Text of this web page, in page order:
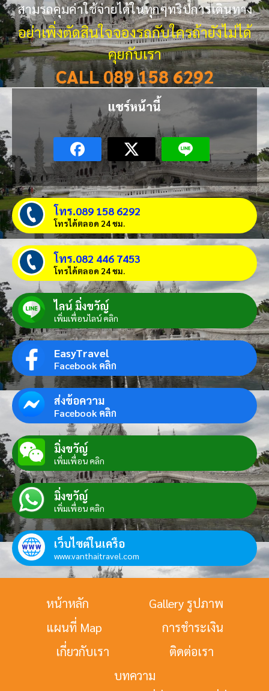
สามรถคุมค่าใช้จ่ายได้ในทุกๆทริปการเดินทาง
อย่าเพิ่งตัดสินใจจองรถกับใครถ้ายังไม่ได้
คุยกับเรา
CALL 089 158 6292
แชร์หน้านี้
โทร.089 158 6292
โทรได้ตลอด 24 ชม.
โทร.082 446 7453
โทรได้ตลอด 24 ชม.
ไลน์ มิ่งขวัญ์
เพิ่มเพื่อนไลน์ คลิก
EasyTravel
Facebook คลิก
ส่งข้อความ
Facebook คลิก
มิ่งขวัญ์
เพิ่มเพื่อน คลิก
มิ่งขวัญ์
เพิ่มเพื่อน คลิก
เว็บไซต์ในเครือ
www.vanthaitravel.com
หน้าหลัก
Gallery รูปภาพ
แผนที่ Map
การชำระเงิน
เกี่ยวกับเรา
ติดต่อเรา
บทความ